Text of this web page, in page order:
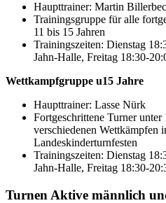
Haupttrainer: Martin
Trainingsgruppe für alle
11 bis 15 Jahren
Trainingszeiten: Dienstag
Jahn-Halle, Freitag 18:30-
Wettkampfgruppe u15 Jahre
Haupttrainer: Lasse Nürk
Fortgeschrittene Turner
verschiedenen Wettkämpfen
Landeskinderturnfesten
Trainingszeiten: Dienstag
Jahn-Halle, Freitag 18:30-
Turnen Aktive männlich